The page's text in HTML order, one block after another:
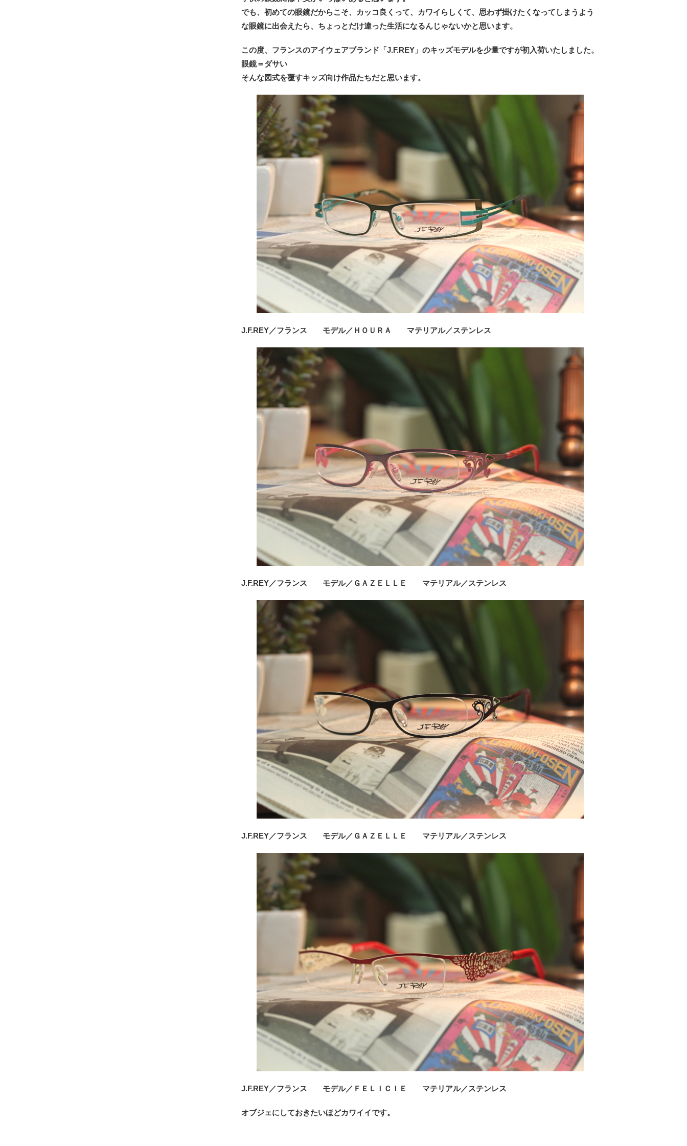
でも、初めての眼鏡だからこそ、カッコ良くって、カワイらしくて、思わず掛けたくなってしまうよう
な眼鏡に出会えたら、ちょっとだけ違った生活になるんじゃないかと思います。
この度、フランスのアイウェアブランド「J.F.REY」のキッズモデルを少量ですが初入荷いたしました。
眼鏡＝ダサい
そんな図式を覆すキッズ向け作品たちだと思います。
J.F.REY／フランス モデル／ＨＯＵＲＡ マテリアル／ステンレス
J.F.REY／フランス モデル／ＧＡＺＥＬＬＥ マテリアル／ステンレス
J.F.REY／フランス モデル／ＧＡＺＥＬＬＥ マテリアル／ステンレス
J.F.REY／フランス モデル／ＦＥＬＩＣＩＥ マテリアル／ステンレス
オブジェにしておきたいほどカワイイです。